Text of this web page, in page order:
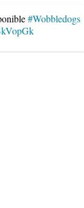
#Wobbledogs